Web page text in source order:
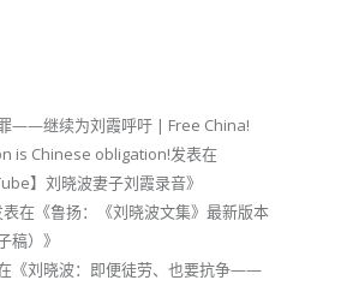
——继续为刘霞呼吁 | Free China!
is Chinese obligation!发表在
】刘晓波妻子刘霞录音》
表在《鲁扬：《刘晓波文集》最新版本
稿） 》
《刘晓波：即便徒劳、也要抗争——